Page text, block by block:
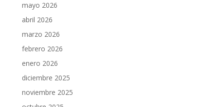
mayo 2026
abril 2026
marzo 2026
febrero 2026
enero 2026
diciembre 2025
noviembre 2025